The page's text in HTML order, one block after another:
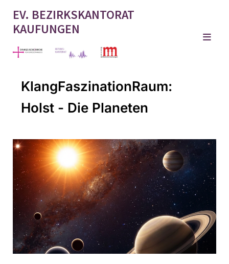
EV. BEZIRKSKANTORAT
KAUFUNGEN
KlangFaszinationRaum:
Holst - Die Planeten